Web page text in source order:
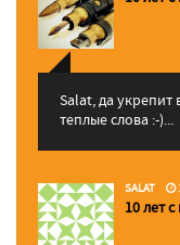
Salat, да укрепит
теплые слова :-)...
SALAT
10 лет